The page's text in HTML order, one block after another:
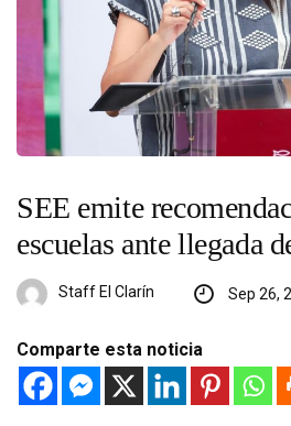
SEE emite
escuelas ante llegada
Staff El Clarín Sep 26,
Comparte esta noticia